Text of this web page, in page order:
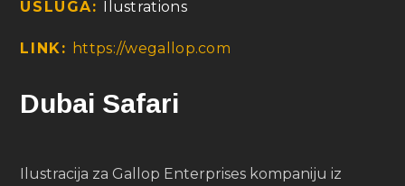
USLUGA: Ilustrations
LINK: https://wegallop.com
Dubai Safari
Ilustracija za Gallop Enterprises kompaniju iz